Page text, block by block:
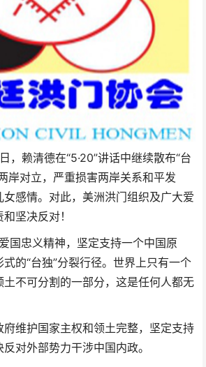
清德在“5·20”讲话中继续散布“台
岸对立，严重损害两岸关系和平发
感情。对此，美洲洪门组织及广大爱
坚决反对！
忠义精神，坚定支持一个中国原
的“台独”分裂行径。世界上只有一个
土不可分割的一部分，这是任何人都无
维护国家主权和领土完整，坚定支持
对外部势力干涉中国内政。